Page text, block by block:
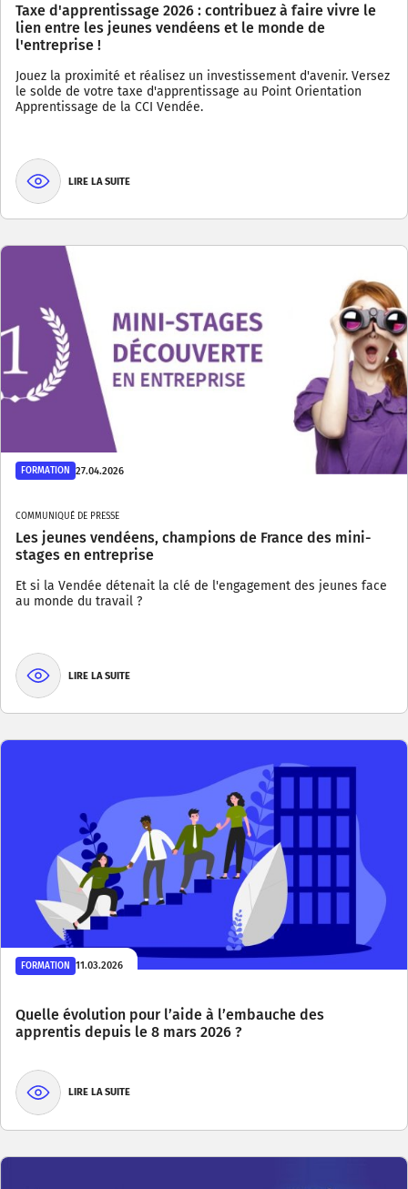
Taxe d'apprentissage 2026 : contribuez à faire vivre le
lien entre les jeunes vendéens et le monde de
l'entreprise !
Jouez la proximité et réalisez un investissement d'avenir. Versez
le solde de votre taxe d'apprentissage au Point Orientation
Apprentissage de la CCI Vendée.
LIRE LA SUITE
FORMATION 27.04.2026
COMMUNIQUÉ DE PRESSE
Les jeunes vendéens, champions de France des mini-
stages en entreprise
Et si la Vendée détenait la clé de l'engagement des jeunes face
au monde du travail ?
LIRE LA SUITE
FORMATION 11.03.2026
Quelle évolution pour l’aide à l’embauche des
apprentis depuis le 8 mars 2026 ?
LIRE LA SUITE